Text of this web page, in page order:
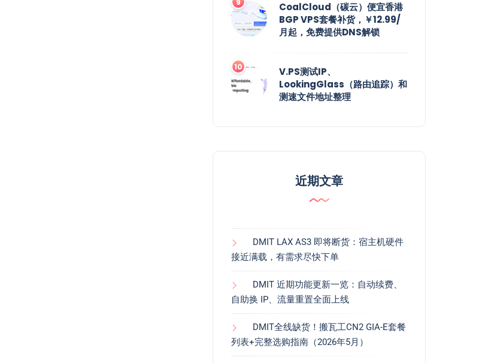
CoalCloud（碳云）便宜香港
BGP VPS套餐补货，￥12.99/
月起，免费提供DNS解锁
V.PS测试IP、
LookingGlass（路由追踪）和
测速文件地址整理
近期文章
DMIT LAX AS3 即将断货：宿主机硬件
接近满载，有需求尽快下单
DMIT 近期功能更新一览：自动续费、
自助换 IP、流量重置全面上线
DMIT全线缺货！搬瓦工CN2 GIA-E套餐
列表+完整选购指南（2026年5月）